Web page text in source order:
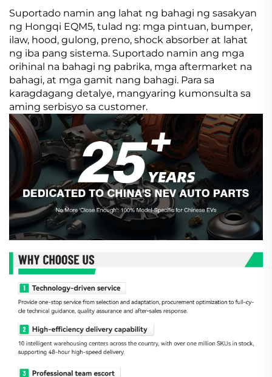
Suportado namin ang lahat ng bahagi ng sasakyan
ng Hongqi EQM5, tulad ng: mga pintuan, bumper,
ilaw, hood, gulong, preno, shock absorber at lahat
ng iba pang sistema. Suportado namin ang mga
orihinal na bahagi ng pabrika, mga aftermarket na
bahagi, at mga gamit nang bahagi. Para sa
karagdagang detalye, mangyaring kumonsulta sa
aming serbisyo sa customer.